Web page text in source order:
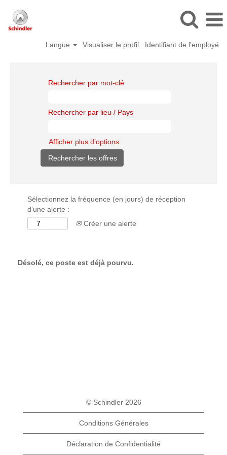
Langue Visualiser le profil Identifiant de l’employé
Rechercher par mot-clé
Rechercher par lieu / Pays
Afficher plus d’options
Sélectionnez la fréquence (en jours) de réception
d’une alerte :
Créer une alerte
Désolé, ce poste est déjà pourvu.
© Schindler 2026
Conditions Générales
Déclaration de Confidentialité